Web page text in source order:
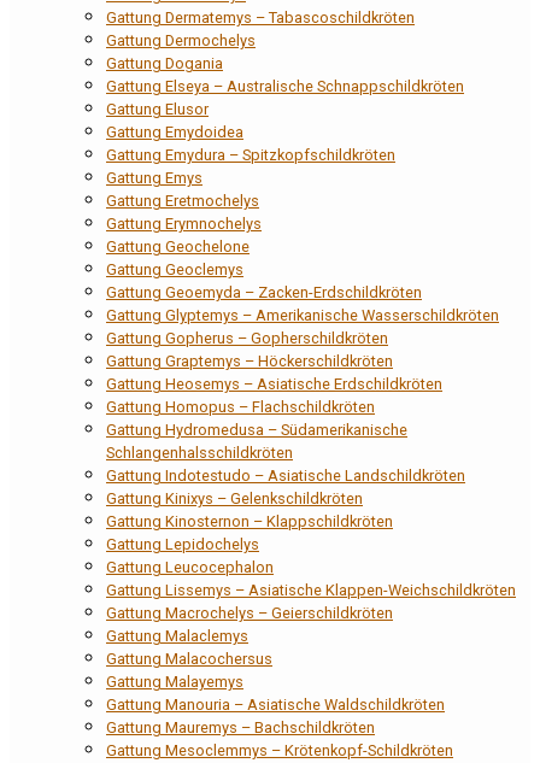
Gattung Dermatemys – Tabascoschildkröten
Gattung Dermochelys
Gattung Dogania
Gattung Elseya – Australische Schnappschildkröten
Gattung Elusor
Gattung Emydoidea
Gattung Emydura – Spitzkopfschildkröten
Gattung Emys
Gattung Eretmochelys
Gattung Erymnochelys
Gattung Geochelone
Gattung Geoclemys
Gattung Geoemyda – Zacken-Erdschildkröten
Gattung Glyptemys – Amerikanische Wasserschildkröten
Gattung Gopherus – Gopherschildkröten
Gattung Graptemys – Höckerschildkröten
Gattung Heosemys – Asiatische Erdschildkröten
Gattung Homopus – Flachschildkröten
Gattung Hydromedusa – Südamerikanische
Schlangenhalsschildkröten
Gattung Indotestudo – Asiatische Landschildkröten
Gattung Kinixys – Gelenkschildkröten
Gattung Kinosternon – Klappschildkröten
Gattung Lepidochelys
Gattung Leucocephalon
Gattung Lissemys – Asiatische Klappen-Weichschildkröten
Gattung Macrochelys – Geierschildkröten
Gattung Malaclemys
Gattung Malacochersus
Gattung Malayemys
Gattung Manouria – Asiatische Waldschildkröten
Gattung Mauremys – Bachschildkröten
Gattung Mesoclemmys – Krötenkopf-Schildkröten